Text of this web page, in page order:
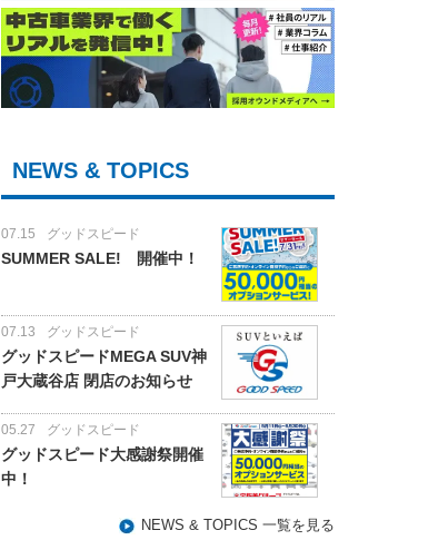
NEWS & TOPICS
07.15 グッドスピード
SUMMER SALE! 開催中！
07.13 グッドスピード
グッドスピードMEGA SUV神
戸大蔵谷店 閉店のお知らせ
05.27 グッドスピード
グッドスピード大感謝祭開催
中！
NEWS & TOPICS 一覧を見る